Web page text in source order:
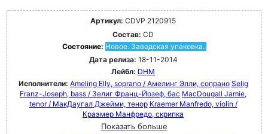
Артикул: CDVP 2120915
Состав: CD
Состояние: Новое. Заводская упаковка.
Дата релиза: 18-11-2014
Лейбл: DHM
Исполнители: Ameling Elly, soprano / Амелинг Элли, сопрано Selig
Franz-Joseph, bass / Зелиг Франц-Йозеф, бас MacDougall Jamie,
tenor / МакДаугал Джейми, тенор Kraemer Manfredo, violin /
Краэмер Манфредо, скрипка
Показать больше